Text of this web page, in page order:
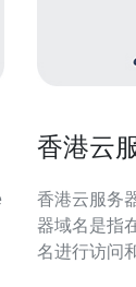
香港云
香港云服务器
器域名是指
名进行访问